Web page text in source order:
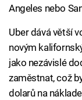
Angeles nebo
Uber dává větší
novým
jako nezávislé
zaměstnat, což
dolarů na